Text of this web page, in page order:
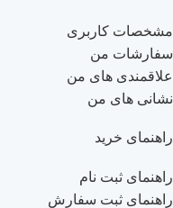
مشخصات کاربری
سفارشات من
علاقمندی های من
نشانی های من
راهنمای خرید
راهنمای ثبت نام
راهنمای ثبت سفارش